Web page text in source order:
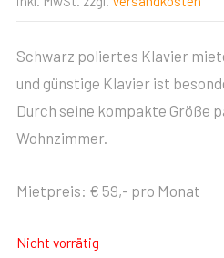
Schwarz poliertes Klavier
und günstige Klavier ist
Durch seine kompakte Größe
Wohnzimmer.
Mietpreis: € 59,- pro Monat
Nicht vorrätig